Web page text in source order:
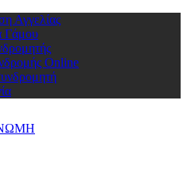
Αγγελίας
Γάμου
Online